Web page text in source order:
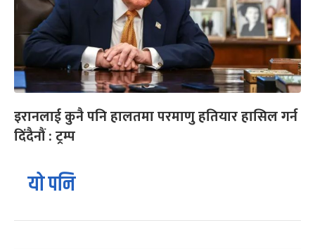
इरानलाई कुनै पनि हालतमा परमाणु हतियार हासिल गर्न
दिंदैनौं : ट्रम्प
यो पनि